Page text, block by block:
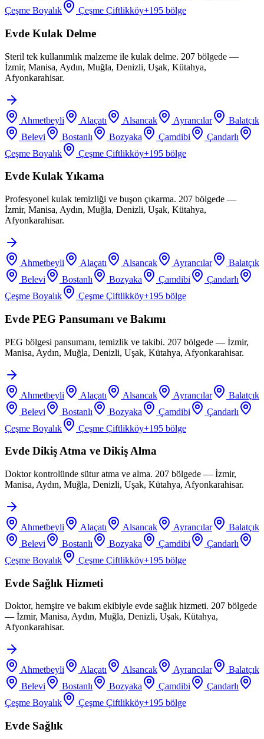
Çeşme Boyalık
Çeşme Çiftlikköy+195 bölge
Evde Kulak Delme
Steril tek kullanımlık malzeme ile kulak delme. 207 bölgede —
İzmir, Manisa, Aydın, Muğla, Denizli, Uşak, Kütahya,
Afyonkarahisar.
Ahmetbeyli Alaçatı Alsancak Ayrancılar
Balatçık
Belevi
Bostanlı Bozyaka Çamdibi
Çandarlı
Çeşme Boyalık
Çeşme Çiftlikköy+195 bölge
Evde Kulak Yıkama
Profesyonel kulak temizliği ve buşon çıkarma. 207 bölgede —
İzmir, Manisa, Aydın, Muğla, Denizli, Uşak, Kütahya,
Afyonkarahisar.
Ahmetbeyli Alaçatı Alsancak Ayrancılar
Balatçık
Belevi
Bostanlı Bozyaka Çamdibi
Çandarlı
Çeşme Boyalık
Çeşme Çiftlikköy+195 bölge
Evde PEG Pansumanı ve Bakımı
PEG bölgesi pansumanı, temizlik ve takibi. 207 bölgede — İzmir,
Manisa, Aydın, Muğla, Denizli, Uşak, Kütahya, Afyonkarahisar.
Ahmetbeyli Alaçatı Alsancak Ayrancılar
Balatçık
Belevi
Bostanlı Bozyaka Çamdibi
Çandarlı
Çeşme Boyalık
Çeşme Çiftlikköy+195 bölge
Evde Dikiş Atma ve Dikiş Alma
Doktor kontrolünde sütur atma ve alma. 207 bölgede — İzmir,
Manisa, Aydın, Muğla, Denizli, Uşak, Kütahya, Afyonkarahisar.
Ahmetbeyli Alaçatı Alsancak Ayrancılar
Balatçık
Belevi
Bostanlı Bozyaka Çamdibi
Çandarlı
Çeşme Boyalık
Çeşme Çiftlikköy+195 bölge
Evde Sağlık Hizmeti
Doktor, hemşire ve bakım ekibiyle evde sağlık hizmeti. 207 bölgede
— İzmir, Manisa, Aydın, Muğla, Denizli, Uşak, Kütahya,
Afyonkarahisar.
Ahmetbeyli Alaçatı Alsancak Ayrancılar
Balatçık
Belevi
Bostanlı Bozyaka Çamdibi
Çandarlı
Çeşme Boyalık
Çeşme Çiftlikköy+195 bölge
Evde Sağlık